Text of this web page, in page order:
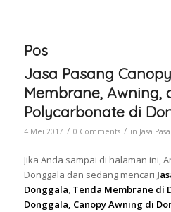
Pos
Jasa Pasang
Membrane, Awning,
Polycarbonate di
4 Mei 2017 / 0 Comments / in Jasa
Jika Anda sampai di halaman ini,
Donggala dan sedang mencari
Donggala, Tenda Membrane di
Donggala, Canopy Awning di